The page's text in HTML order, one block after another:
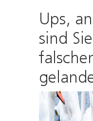
Ups,
sind